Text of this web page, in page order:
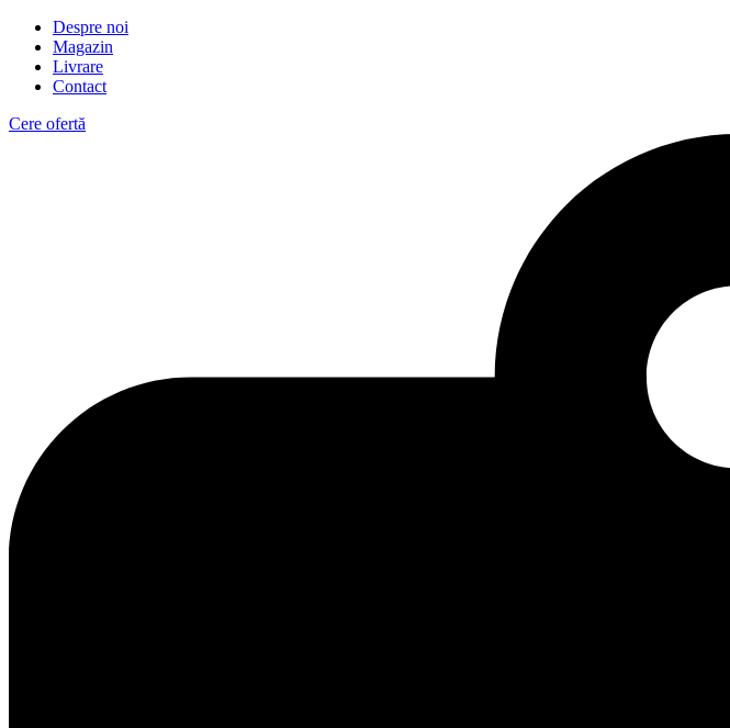
Despre noi
Magazin
Livrare
Contact
Cere ofertă